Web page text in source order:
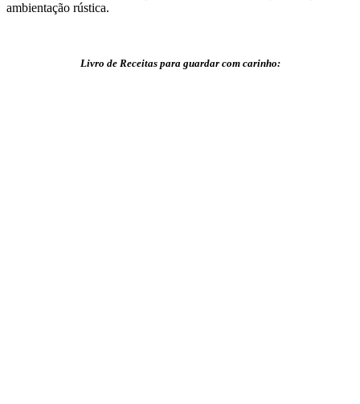
ambientação rústica.
Livro de Receitas para guardar com carinho: